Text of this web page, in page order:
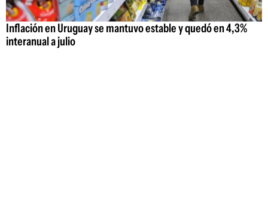
Inflación en Uruguay se mantuvo estable y quedó en 4,3%
interanual a julio